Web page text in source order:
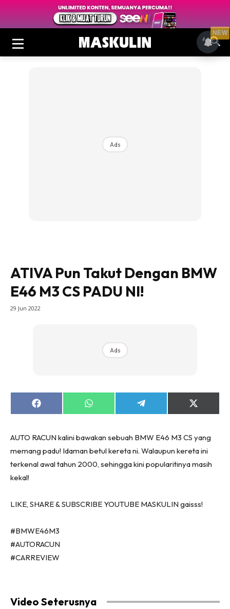
Ads
ATIVA Pun Takut Dengan BMW
E46 M3 CS PADU NI!
29 Jun 2022
Ads
Share
on
Share
on
Share
on
Share
on
AUTO RACUN kalini bawakan sebuah BMW E46 M3 CS yang
memang padu! Idaman betul kereta ni. Walaupun kereta ini
terkenal awal tahun 2000, sehingga kini popularitinya masih
kekal!
LIKE, SHARE & SUBSCRIBE YOUTUBE MASKULIN gaisss!
#BMWE46M3
#AUTORACUN
#CARREVIEW
Video Seterusnya
NEW